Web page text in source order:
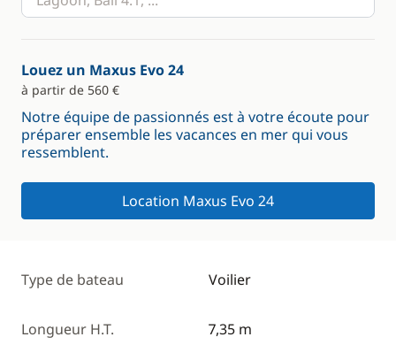
Louez un Maxus Evo 24
à partir de 560 €
Notre équipe de passionnés est à votre écoute pour
préparer ensemble les vacances en mer qui vous
ressemblent.
Location Maxus Evo 24
Type de bateau Voilier
Longueur H.T. 7,35 m